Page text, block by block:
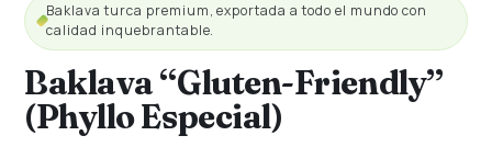
Baklava turca premium, exportada a todo el mundo con
calidad inquebrantable.
Baklava “Gluten-Friendly”
(Phyllo Especial)